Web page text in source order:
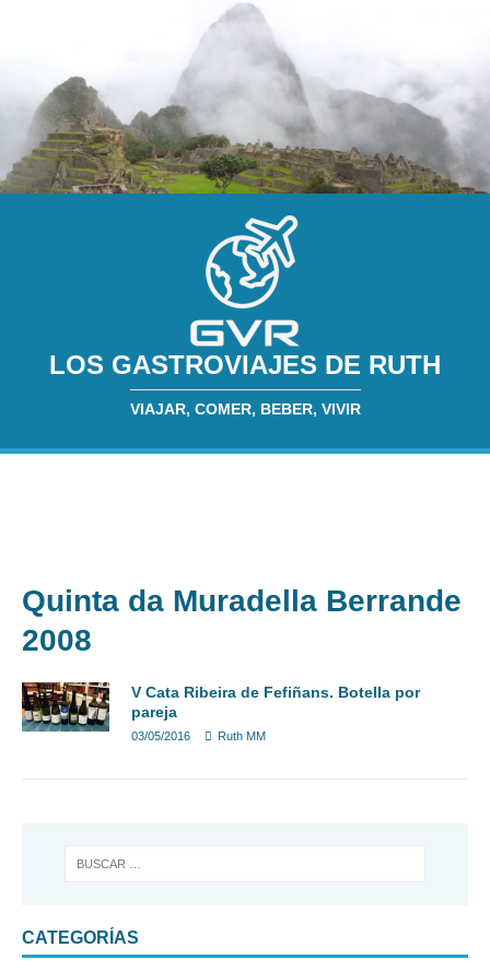
LOS GASTROVIAJES DE RUTH
VIAJAR, COMER, BEBER, VIVIR
Quinta da Muradella Berrande
2008
V Cata Ribeira de Fefiñans. Botella por
pareja
03/05/2016 Ruth MM
CATEGORÍAS